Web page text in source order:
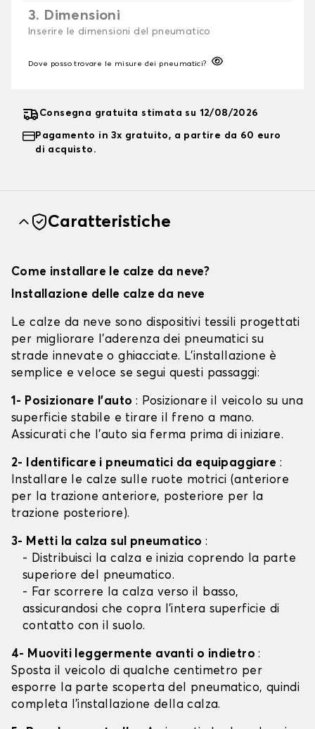
3. Dimensioni
Inserire le dimensioni del pneumatico
Dove posso trovare le misure dei pneumatici?
Consegna gratuita stimata su 12/08/2026
Pagamento in 3x gratuito, a partire da 60 euro
di acquisto.
Caratteristiche
Come installare le calze da neve?
Installazione delle calze da neve
Le calze da neve sono dispositivi tessili progettati
per migliorare l'aderenza dei pneumatici su
strade innevate o ghiacciate. L'installazione è
semplice e veloce se segui questi passaggi:
1- Posizionare l'auto : Posizionare il veicolo su una
superficie stabile e tirare il freno a mano.
Assicurati che l'auto sia ferma prima di iniziare.
2- Identificare i pneumatici da equipaggiare :
Installare le calze sulle ruote motrici (anteriore
per la trazione anteriore, posteriore per la
trazione posteriore).
3- Metti la calza sul pneumatico:
- Distribuisci la calza e inizia coprendo la parte
superiore del pneumatico.
- Far scorrere la calza verso il basso,
assicurandosi che copra l'intera superficie di
contatto con il suolo.
4- Muoviti leggermente avanti o indietro:
Sposta il veicolo di qualche centimetro per
esporre la parte scoperta del pneumatico, quindi
completa l'installazione della calza.